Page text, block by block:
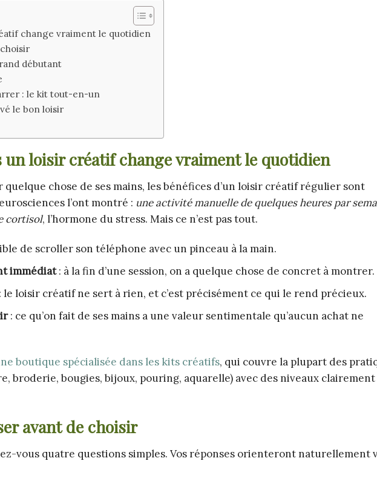
change vraiment le quotidien
débutant
: le kit tout-en-un
le bon loisir
un loisir créatif change vraiment le quotidien
chose de ses mains, les bénéfices d’un loisir créatif régulier sont
l’ont montré : une activité manuelle de quelques heures par
cortisol, l’hormone du stress. Mais ce n’est pas tout.
de scroller son téléphone avec un pinceau à la main.
immédiat: à la fin d’une session, on a quelque chose de concret à montrer.
: le loisir créatif ne sert à rien, et c’est précisément ce qui le rend précieux.
: ce qu’on fait de ses mains a une valeur sentimentale qu’aucun achat ne
boutique spécialisée dans les kits créatifs, qui couvre la plupart des
broderie, bougies, bijoux, pouring, aquarelle) avec des niveaux clairement
avant de choisir
vous quatre questions simples. Vos réponses orienteront naturellement